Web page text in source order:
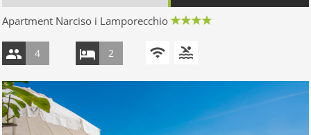
Apartment Narciso i Lamporecchio
4 2